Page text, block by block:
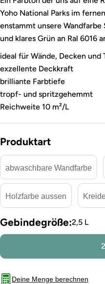
Yoho National Parks im
enstammt unsere
und klares Grün an Ral 6016
ideal für Wände, Decken und
exzellente Deckkraft
brilliante Farbtiefe
tropf- und spritzgehemmt
Reichweite 10 m²/L
Produktart
abwaschbare Wandfarbe
Holzfarbe aussen
Gebindegröße:2,5 L
Deine Menge berechnen